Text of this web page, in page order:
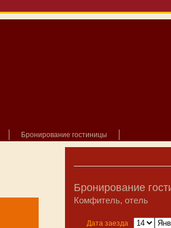
Бронирование гостиницы
Бронирование
Комфитель, отель
Дата заезда